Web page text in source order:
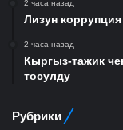
2 часа назад
Лизун
2 часа назад
Кыргыз-тажик
тосулду
Рубрики